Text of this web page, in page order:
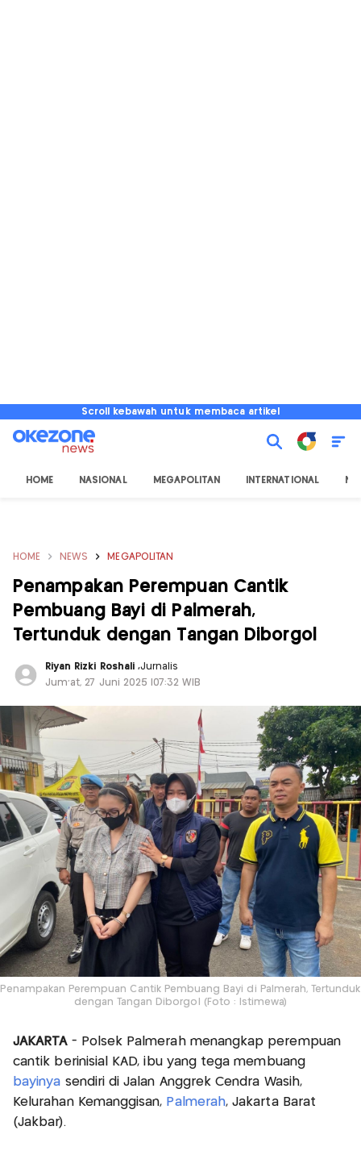
Scroll kebawah untuk membaca artikel
HOME NASIONAL MEGAPOLITAN INTERNATIONAL
HOME NEWS MEGAPOLITAN
Penampakan Perempuan Cantik
Pembuang Bayi di Palmerah,
Tertunduk dengan Tangan Diborgol
Riyan Rizki Roshali ,Jurnalis
Jum'at, 27 Juni 2025 |07:32 WIB
Penampakan Perempuan Cantik Pembuang Bayi di Palmerah, Tertunduk
dengan Tangan Diborgol (Foto : Istimewa)
JAKARTA - Polsek Palmerah menangkap perempuan
cantik berinisial KAD, ibu yang tega membuang
bayinya sendiri di Jalan Anggrek Cendra Wasih,
Kelurahan Kemanggisan, Palmerah, Jakarta Barat
(Jakbar).